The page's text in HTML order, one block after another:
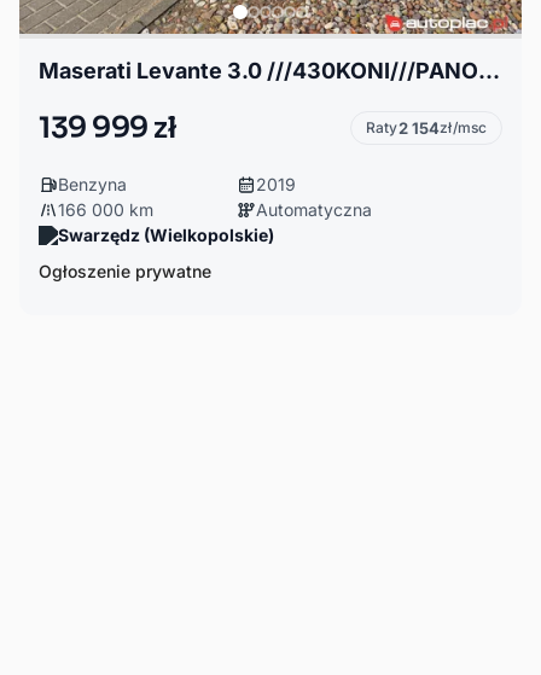
Maserati Levante 3.0 ///430KONI///PANORAMA///SKÓRA///
139 999 zł Raty2 154zł/msc
Benzyna
2019
166 000 km
Automatyczna
Swarzędz (Wielkopolskie)
Ogłoszenie prywatne